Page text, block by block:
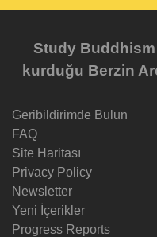
Study
kurduğu Berzin
Geribildirimde Bulun
FAQ
Site Haritası
Privacy Policy
Newsletter
Yeni İçerikler
Progress Reports